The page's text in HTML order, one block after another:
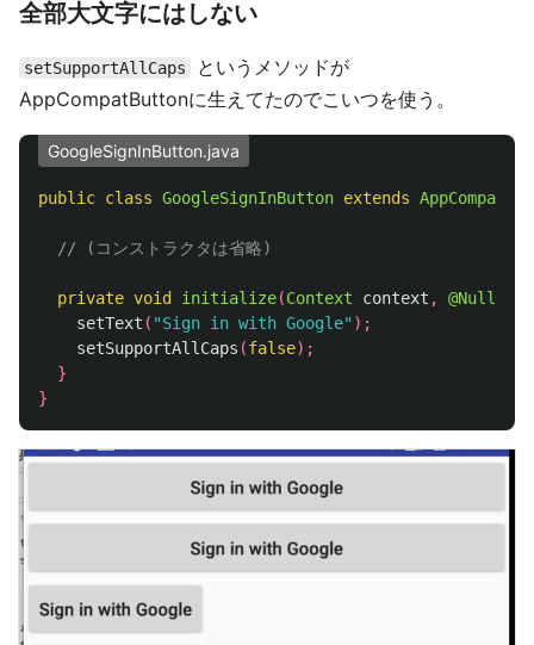
全部大文字にはしない
setSupportAllCaps
というメソッドが
AppCompatButtonに生えてたのでこいつを使う。
GoogleSignInButton.java
public class GoogleSignInButton extends
// (コンストラクタは省略)
private void initialize(Context context ,
@Nullable
setText ( "Sign in with Google" );
setSupportAllCaps (false);
}
}